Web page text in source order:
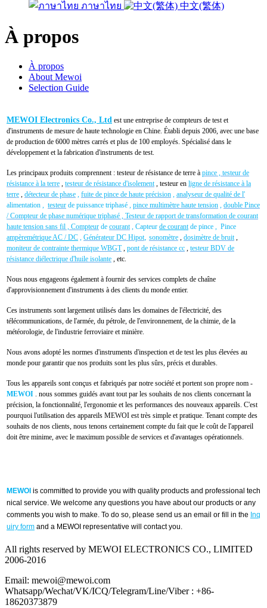
ภาษาไทย
中文(繁体)
À propos
À propos
About Mewoi
Selection Guide
MEWOI Electronics Co., Ltd est une entreprise de compteurs de test et
d'instruments de mesure de haute technologie en Chine. Établi depuis 2006, avec une base
de production de 6000 mètres carrés et plus de 100 employés. Spécialisé dans le
développement et la fabrication d'instruments de test.
Les principaux produits comprennent : testeur de résistance de terre à pince , testeur de
résistance à la terre , testeur de résistance d'isolement, testeur en ligne de résistance à la
terre , détecteur de phase , fuite de pince de haute précision , analyseur de qualité de l'
alimentation , testeur de puissance triphasé , pince multimètre haute tension , double Pince
/ Compteur de phase numérique triphasé , Testeur de rapport de transformation de courant
haute tension sans fil , Compteur de courant, Capteur de courantde pince , Pince
ampèremétriqueAC / DC , Générateur DC Hipot sonomètre , dosimètre de bruit,
moniteur de contrainte thermique WBGT, pont de résistance cc , testeur BDV de
résistance diélectrique d'huile isolante , etc.
Nous nous engageons également à fournir des services complets de chaîne
d'approvisionnement d'instruments à des clients du monde entier.
Ces instruments sont largement utilisés dans les domaines de l'électricité, des
télécommunications, de l'armée, du pétrole, de l'environnement, de la chimie, de la
météorologie, de l'industrie ferroviaire et minière.
Nous avons adopté les normes d'instruments d'inspection et de test les plus élevées au
monde pour garantir que nos produits sont les plus sûrs, précis et durables.
Tous les appareils sont conçus et fabriqués par notre société et portent son propre nom -
MEWOI . nous sommes guidés avant tout par les souhaits de nos clients concernant la
précision, la fonctionnalité, l'ergonomie et les performances des nouveaux appareils. C'est
pourquoi l'utilisation des appareils MEWOI est très simple et pratique. Tenant compte des
souhaits de nos clients, nous tenons certainement compte du fait que le coût de l'appareil
doit être minime, avec le maximum possible de services et d'avantages opérationnels.
MEWOI is committed to provide you with quality products and professional tech
nical service. We welcome any questions you have about our products or any
comments you wish to make. To do so, please send us an email or fill in the Inq
uiry form and a MEWOI representative will contact you.
All rights reserved by MEWOI ELECTRONICS CO., LIMITED
2006-2016
Email: mewoi@mewoi.com
Whatsapp/Wechat/VK/ICQ/Telegram/Line/Viber : +86-
18620373879